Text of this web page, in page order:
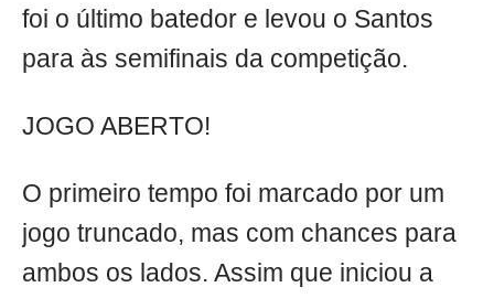
foi o último batedor e levou o Santos
para às semifinais da competição.
JOGO ABERTO!
O primeiro tempo foi marcado por um
jogo truncado, mas com chances para
ambos os lados. Assim que iniciou a